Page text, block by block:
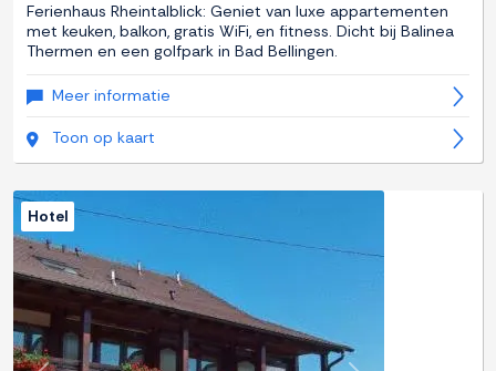
Ferienhaus Rheintalblick: Geniet van luxe appartementen
met keuken, balkon, gratis WiFi, en fitness. Dicht bij Balinea
Thermen en een golfpark in Bad Bellingen.
Meer informatie
Toon op kaart
Hotel